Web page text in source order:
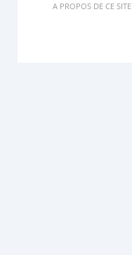
A PROPOS DE CE SITE